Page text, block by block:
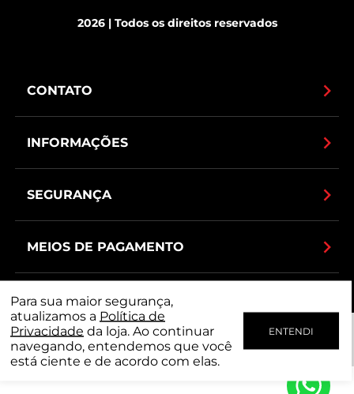
Para sua maior segurança,
atualizamos a Política de
Privacidade da loja. Ao continuar
navegando, entendemos que você
está ciente e de acordo com elas.
ENTENDI
2026 | Todos os direitos reservados
CONTATO
INFORMAÇÕES
SEGURANÇA
MEIOS DE PAGAMENTO